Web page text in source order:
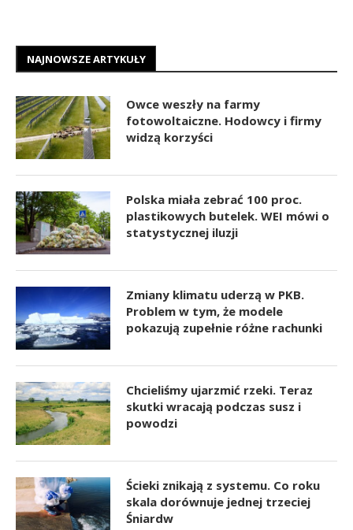
NAJNOWSZE ARTYKUŁY
Owce weszły na farmy
fotowoltaiczne. Hodowcy i firmy
widzą korzyści
Polska miała zebrać 100 proc.
plastikowych butelek. WEI mówi o
statystycznej iluzji
Zmiany klimatu uderzą w PKB.
Problem w tym, że modele
pokazują zupełnie różne rachunki
Chcieliśmy ujarzmić rzeki. Teraz
skutki wracają podczas susz i
powodzi
Ścieki znikają z systemu. Co roku
skala dorównuje jednej trzeciej
Śniardw